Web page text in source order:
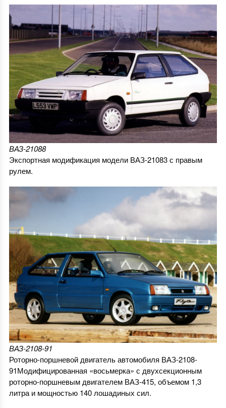
ВАЗ-21088
Экспортная модификация модели ВАЗ-21083 с правым
рулем.
ВАЗ-2108-91
Роторно-поршневой двигатель автомобиля ВАЗ-2108-
91Модифицированная «восьмерка» с двухсекционным
роторно-поршневым двигателем ВАЗ-415, объемом 1,3
литра и мощностью 140 лошадиных сил.